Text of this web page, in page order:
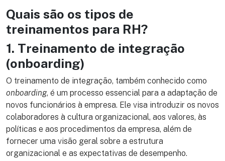
Quais são os tipos de
treinamentos para RH?
1. Treinamento de integração
(onboarding)
O treinamento de integração, também conhecido como
onboarding, é um processo essencial para a adaptação de
novos funcionários à empresa. Ele visa introduzir os novos
colaboradores à cultura organizacional, aos valores, às
políticas e aos procedimentos da empresa, além de
fornecer uma visão geral sobre a estrutura
organizacional e as expectativas de desempenho.